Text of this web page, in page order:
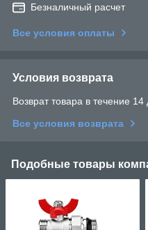
Безналичный расчет
Все условия оплаты
Условия возврата
Возврат товара в течение
Все условия возврата
Подобные товары